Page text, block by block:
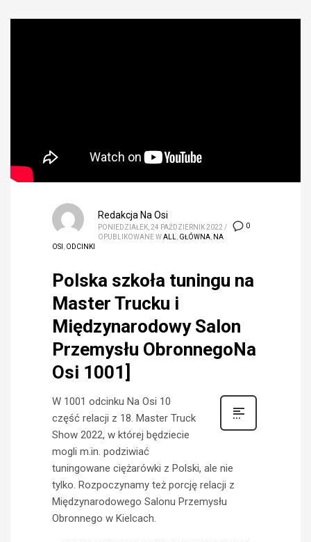
0
Redakcja Na Osi
PONIEDZIAŁEK, 24 PAŹDZIERNIK 2022 /
OPUBLIKOWANE WALL, GŁÓWNA, NA
OSI , ODCINKI
Polska szkoła tuningu na
Master Trucku i
Międzynarodowy Salon
Przemysłu ObronnegoNa
Osi 1001]
W 1001 odcinku Na Osi 10
część relacji z 18. Master Truck
Show 2022, w której będziecie
mogli m.in. podziwiać
tuningowane ciężarówki z Polski, ale nie
tylko. Rozpoczynamy też porcję relacji z
Międzynarodowego Salonu Przemysłu
Obronnego w Kielcach.